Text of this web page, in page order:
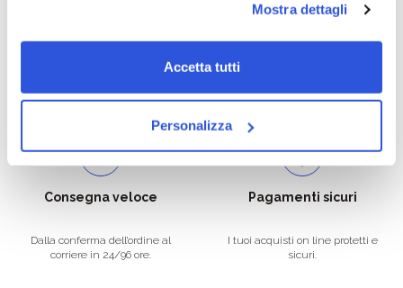
Mostra dettagli
Accetta tutti
Personalizza
Catalogo prodotti ampio e completo
Spedizione gratuita
Con un acquisto minimo di 29.90 €
Spedizioni in tutta Europa a 20€.
Consegna veloce
Dalla conferma dell’ordine al
corriere in 24/96 ore.
Pagamenti sicuri
I tuoi acquisti on line protetti e
sicuri.